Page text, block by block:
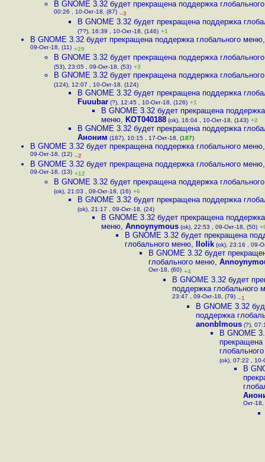
В GNOME 3.32 будет прекращена поддержка
00:26 , 10-Окт-18, (87) –3
В GNOME 3.32 будет прекращена поддержка
(??), 16:39 , 10-Окт-18, (146) +1
В GNOME 3.32 будет прекращена поддержка глобального меню
09-Окт-18, (11) +29
В GNOME 3.32 будет прекращена поддержка
(53), 23:05 , 09-Окт-18, (53) +3
В GNOME 3.32 будет прекращена поддержка
(124), 12:07 , 10-Окт-18, (124)
В GNOME 3.32 будет прекращена поддержка
Fuuubar (?), 12:45 , 10-Окт-18, (126) +1
В GNOME 3.32 будет прекращена
меню, KOT040188 (ok), 16:04 , 10-Окт-18, (143) +2
В GNOME 3.32 будет прекращена поддержка
Аноним (187), 10:15 , 17-Окт-18, (187)
В GNOME 3.32 будет прекращена поддержка глобального меню
09-Окт-18, (12) –2
В GNOME 3.32 будет прекращена поддержка глобального меню
09-Окт-18, (13) +12
В GNOME 3.32 будет прекращена поддержка
(ok), 21:03 , 09-Окт-18, (16) +6
В GNOME 3.32 будет прекращена поддержка
(ok), 21:17 , 09-Окт-18, (24)
В GNOME 3.32 будет прекращена
меню, Annoynymous (ok), 22:53 , 09-Окт-18, (50)
В GNOME 3.32 будет прекращена
глобального меню, llolik (ok), 23:16 , 09-
В GNOME 3.32 будет
глобального меню,
Окт-18, (60) +4
В GNOME 3.32 будет
поддержка глобального
23:47 , 09-Окт-18, (79) –1
В GNOME 3.32
поддержка
anonblmous (?),
В GNOME
(ok), 07:22 , 10-
В
Окт-